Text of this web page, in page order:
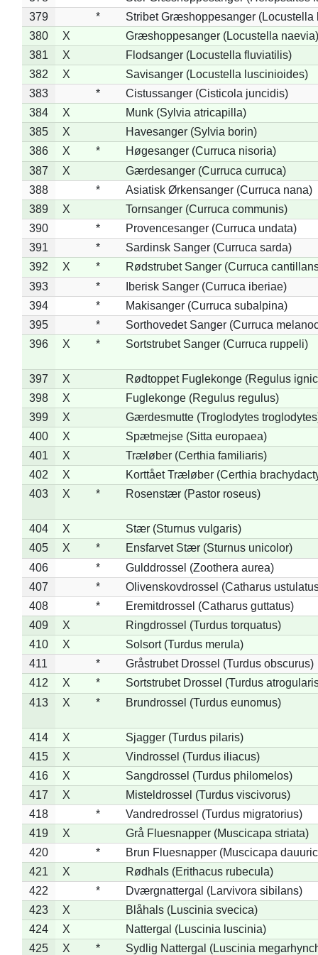
379
*
Stribet Græshoppesanger (Locustella
380
X
Græshoppesanger (Locustella naevia)
381
X
Flodsanger (Locustella fluviatilis)
382
X
Savisanger (Locustella luscinioides)
383
*
Cistussanger (Cisticola juncidis)
384
X
Munk (Sylvia atricapilla)
385
X
Havesanger (Sylvia borin)
386
X *
Høgesanger (Curruca nisoria)
387
X
Gærdesanger (Curruca curruca)
388
*
Asiatisk Ørkensanger (Curruca nana)
389
X
Tornsanger (Curruca communis)
390
*
Provencesanger (Curruca undata)
391
*
Sardinsk Sanger (Curruca sarda)
392
X *
Rødstrubet Sanger (Curruca
393
*
Iberisk Sanger (Curruca iberiae)
394
*
Makisanger (Curruca subalpina)
395
*
Sorthovedet Sanger (Curruca
396
X * Sortstrubet Sanger (Curruca ruppeli)
397 X
Rødtoppet Fuglekonge (Regulus
398
X
Fuglekonge (Regulus regulus)
399
X
Gærdesmutte (Troglodytes
400
X
Spætmejse (Sitta europaea)
401
X
Træløber (Certhia familiaris)
402
X
Korttået Træløber (Certhia
403
X * Rosenstær (Pastor roseus)
404 X
Stær (Sturnus vulgaris)
405
X *
Ensfarvet Stær (Sturnus unicolor)
406
*
Gulddrossel (Zoothera aurea)
407
*
Olivenskovdrossel (Catharus
408
*
Eremitdrossel (Catharus guttatus)
409
X
Ringdrossel (Turdus torquatus)
410
X
Solsort (Turdus merula)
411
*
Gråstrubet Drossel (Turdus obscurus)
412
X *
Sortstrubet Drossel (Turdus
413
X * Brundrossel (Turdus eunomus)
414 X
Sjagger (Turdus pilaris)
415
X
Vindrossel (Turdus iliacus)
416
X
Sangdrossel (Turdus philomelos)
417
X
Misteldrossel (Turdus viscivorus)
418
*
Vandredrossel (Turdus migratorius)
419
X
Grå Fluesnapper (Muscicapa striata)
420
*
Brun Fluesnapper (Muscicapa
421
X
Rødhals (Erithacus rubecula)
422
*
Dværgnattergal (Larvivora sibilans)
423
X
Blåhals (Luscinia svecica)
424
X
Nattergal (Luscinia luscinia)
425
X *
Sydlig Nattergal (Luscinia